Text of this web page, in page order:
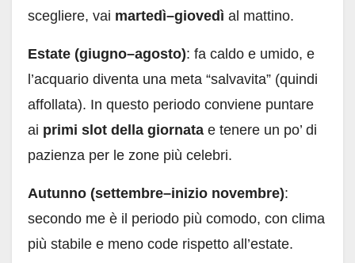
scegliere, vai martedì–giovedì al mattino.
Estate (giugno–agosto): fa caldo e umido, e
l’acquario diventa una meta “salvavita” (quindi
affollata). In questo periodo conviene puntare
ai primi slot della giornata e tenere un po’ di
pazienza per le zone più celebri.
Autunno (settembre–inizio novembre):
secondo me è il periodo più comodo, con clima
più stabile e meno code rispetto all’estate.